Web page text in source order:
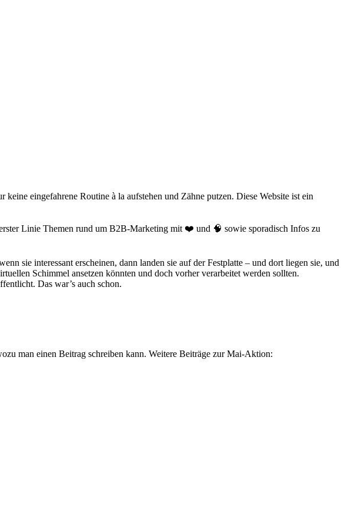
eingefahrene Routine à la aufstehen und Zähne putzen. Diese Website ist ein
Linie Themen rund um B2B-Marketing mit ❤️ und 🧠 sowie sporadisch Infos zu
sie interessant erscheinen, dann landen sie auf der Festplatte – und dort liegen sie, und
Schimmel ansetzen könnten und doch vorher verarbeitet werden sollten.
Das war’s auch schon.
man einen Beitrag schreiben kann. Weitere Beiträge zur Mai-Aktion: